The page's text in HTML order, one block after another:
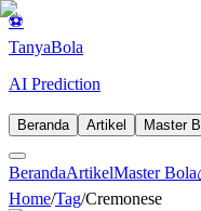
⚽
TanyaBola
AI Prediction
Beranda Artikel Master
BerandaArtikelMaster Bola
Home/Tag/Cremonese